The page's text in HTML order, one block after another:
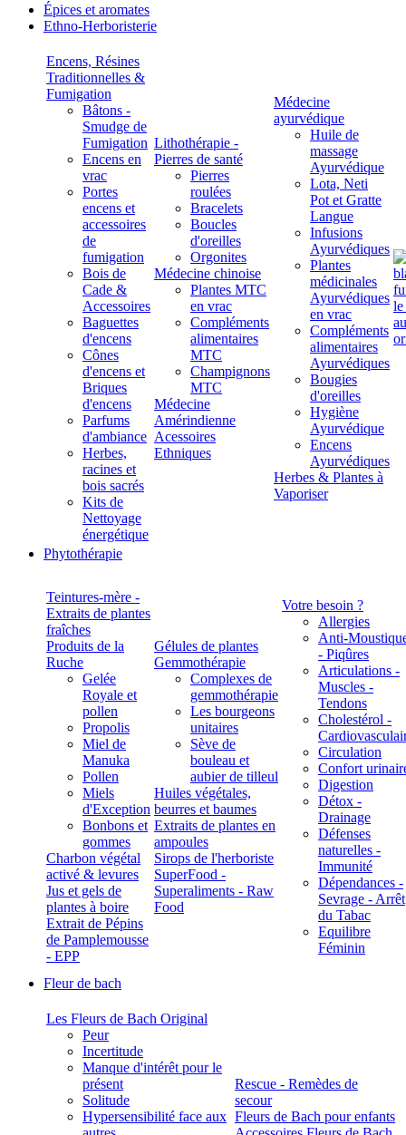
Épices et aromates
Ethno-Herboristerie
Encens, Résines
Traditionnelles &
Fumigation
Bâtons -
Smudge de
Fumigation
Encens en
vrac
Portes
encens et
accessoires
de
fumigation
Bois de
Cade &
Accessoires
Baguettes
d'encens
Cônes
d'encens et
Briques
d'encens
Parfums
d'ambiance
Herbes,
racines et
bois sacrés
Kits de
Nettoyage
énergétique
Lithothérapie -
Pierres de santé
Pierres
roulées
Bracelets
Boucles
d'oreilles
Orgonites
Médecine chinoise
Plantes MTC
en vrac
Compléments
alimentaires
MTC
Champignons
MTC
Médecine
Amérindienne
Acessoires
Ethniques
Médecine
ayurvédique
Huile de
massage
Ayurvédique
Lota, Neti
Pot et Gratte
Langue
Infusions
Ayurvédiques
Plantes
médicinales
Ayurvédiques
en vrac
Compléments
alimentaires
Ayurvédiques
Bougies
d'oreilles
Hygiène
Ayurvédique
Encens
Ayurvédiques
Herbes & Plantes à
Vaporiser
Phytothérapie
Teintures-mère -
Extraits de plantes
fraîches
Produits de la
Ruche
Gelée
Royale et
pollen
Propolis
Miel de
Manuka
Pollen
Miels
d'Exception
Bonbons et
gommes
Charbon végétal
activé & levures
Jus et gels de
plantes à boire
Extrait de Pépins
de Pamplemousse
- EPP
Gélules de plantes
Gemmothérapie
Complexes de
gemmothérapie
Les bourgeons
unitaires
Sève de
bouleau et
aubier de tilleul
Huiles végétales,
beurres et baumes
Extraits de plantes en
ampoules
Sirops de l'herboriste
SuperFood -
Superaliments - Raw
Food
Votre besoin ?
Allergies
Anti-
- Piqûres
Articulations -
Muscles -
Tendons
Cholestérol -
Circulation
Confort
Digestion
Détox -
Drainage
Défenses
naturelles -
Immunité
Dépendances -
Sevrage - Arrêt
du Tabac
Equilibre
Féminin
Fleur de bach
Les Fleurs de Bach Original
Peur
Incertitude
Manque d'intérêt pour le
présent
Solitude
Hypersensibilité face aux
Rescue - Remèdes de
secour
Fleurs de Bach pour enfants